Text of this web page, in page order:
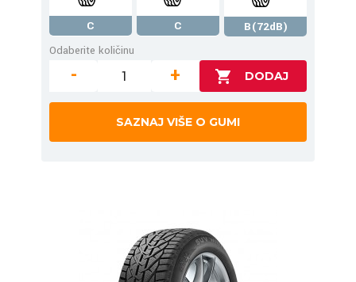
C C
B(72dB)
Odaberite količinu
- +
SAZNAJ VIŠE O GUMI